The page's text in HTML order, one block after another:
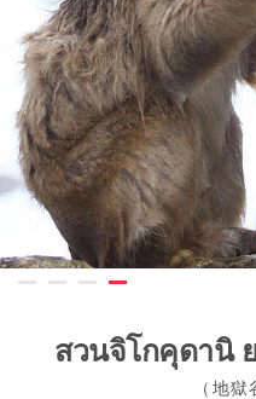
สวนจิโกคุดานิ
（地